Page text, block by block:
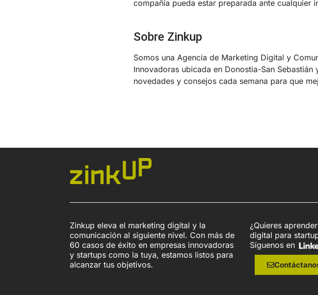
compañía pueda estar preparada ante cualquier
Sobre Zinkup
Somos una Agencia de Marketing Digital y
Innovadoras ubicada en Donostia-San Sebastián
novedades y consejos cada semana para que
Zinkup eleva el marketing digital y la
comunicación al siguiente nivel. Con más de
60 casos de éxito en empresas innovadoras
y startups como la tuya, estamos listos para
alcanzar tus objetivos.
¿Quieres
digital para
Síguenos en